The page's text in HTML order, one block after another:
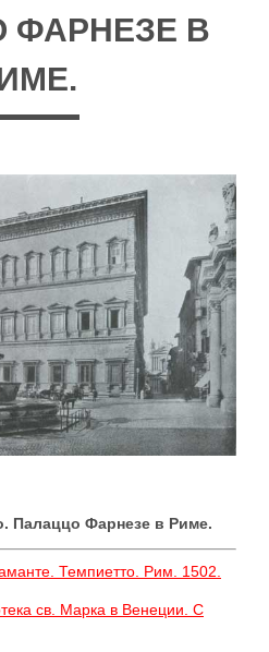
ФАРНЕЗЕ В
Палаццо Фарнезе в Риме.
Темпиетто. Рим. 1502.
св. Марка в Венеции. С